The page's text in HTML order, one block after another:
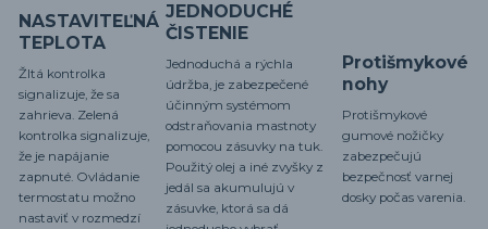
NASTAVITEĽNÁ
TEPLOTA
Žltá kontrolka
signalizuje, že sa
zahrieva. Zelená
kontrolka signalizuje,
že je napájanie
zapnuté. Ovládanie
termostatu možno
nastaviť v rozmedzí
JEDNODUCHÉ
ČISTENIE
Jednoduchá a rýchla
údržba, je zabezpečené
účinným systémom
odstraňovania mastnoty
pomocou zásuvky na tuk.
Použitý olej a iné zvyšky z
jedál sa akumulujú v
zásuvke, ktorá sa dá
Protišmykové
nohy
Protišmykové
gumové nožičky
zabezpečujú
bezpečnosť varnej
dosky počas varenia.